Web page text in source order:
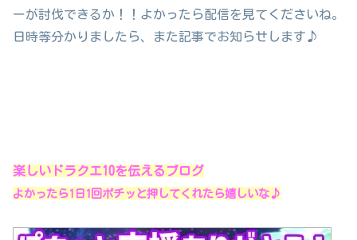
ーが討伐できるか！！よかったら配信を見てくださいね。
日時等分かりましたら、また記事でお知らせします♪
楽しいドラクエ10を伝えるブログ
よかったら1日1回ポチッと押してくれたら嬉しいな♪